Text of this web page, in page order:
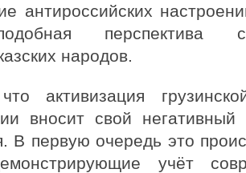
антироссийских
перспектива
народов.
активизация
вносит свой негативный
В первую очередь это
учёт